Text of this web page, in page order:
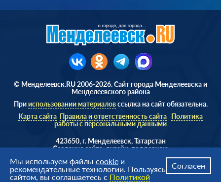
© Менделеевск.RU 2006-2026. Сайт города Менделеевска и
Менделеевского района
Прииспользовании материаловссылка на сайт обязательна.
Карта сайта Правила и ответственность сайта Политика
работы с персональными данными
423650, г. Менделеевск, Татарстан
Cоздание сайта, дизайн, поддержка
Мы используем файлы cookie и
рекомендательные технологии. Пользуясь
сайтом, вы соглашаетесь с Политикой
Согласен